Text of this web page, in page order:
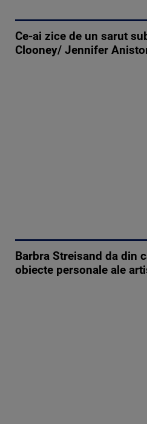
Ce-ai zice de un sarut
Clooney/ Jennifer
Barbra Streisand da din
obiecte personale ale